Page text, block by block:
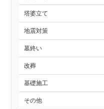
塔婆立て
地震対策
墓終い
改葬
基礎施工
その他